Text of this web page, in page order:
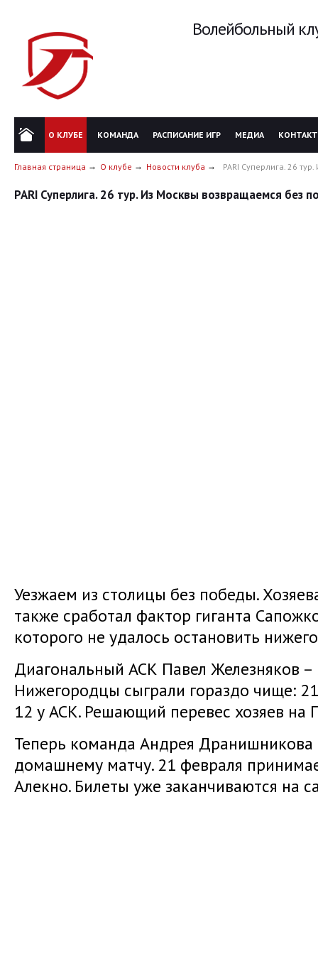
Волейбольный
О КЛУБЕ КОМАНДА РАСПИСАНИЕ ИГР МЕДИА
Главная страница О клубе Новости клуба PARI Суперлига. 26
PARI Суперлига. 26 тур. Из Москвы возвращаемся без
Уезжаем из столицы без победы.
также сработал фактор гиганта
которого не удалось остановить
Диагональный АСК Павел Железняков –
Нижегородцы сыграли гораздо чище:
12 у АСК. Решающий перевес хозяев на
Теперь команда Андрея Дранишникова
домашнему матчу. 21 февраля
Алекно. Билеты уже заканчиваются на